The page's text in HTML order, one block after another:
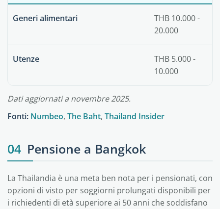
Generi alimentari
THB 10.000 -
20.000
Utenze
THB 5.000 -
10.000
Dati aggiornati a novembre 2025.
Fonti: Numbeo, The Baht, Thailand Insider
04 Pensione a Bangkok
La Thailandia è una meta ben nota per i pensionati, con
opzioni di visto per soggiorni prolungati disponibili per
i richiedenti di età superiore ai 50 anni che soddisfano